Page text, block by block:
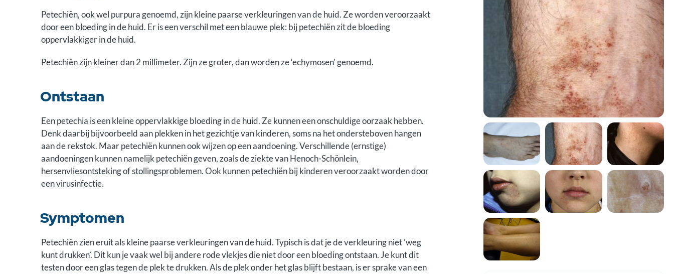
Petechiën, ook wel purpura genoemd, zijn kleine paarse verkleuringen van de huid. Ze worden veroorzaakt
door een bloeding in de huid. Er is een verschil met een blauwe plek: bij petechiën zit de bloeding
oppervlakkiger in de huid.
Petechiën zijn kleiner dan 2 millimeter. Zijn ze groter, dan worden ze ‘echymosen’ genoemd.
Ontstaan
Een petechia is een kleine oppervlakkige bloeding in de huid. Ze kunnen een onschuldige oorzaak hebben.
Denk daarbij bijvoorbeeld aan plekken in het gezichtje van kinderen, soms na het ondersteboven hangen
aan de rekstok. Maar petechiën kunnen ook wijzen op een aandoening. Verschillende (ernstige)
aandoeningen kunnen namelijk petechiën geven, zoals de ziekte van Henoch-Schönlein,
hersenvliesontsteking of stollingsproblemen. Ook kunnen petechiën bij kinderen veroorzaakt worden door
een virusinfectie.
Symptomen
Petechiën zien eruit als kleine paarse verkleuringen van de huid. Typisch is dat je de verkleuring niet ‘weg
kunt drukken’. Dit kun je vaak wel bij andere rode vlekjes die niet door een bloeding ontstaan. Je kunt dit
testen door een glas tegen de plek te drukken. Als de plek onder het glas blijft bestaan, is er sprake van een